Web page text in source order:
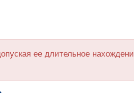
ее длительное